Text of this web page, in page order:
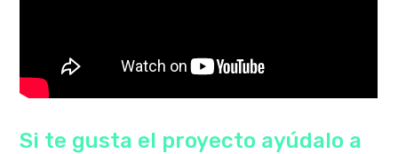
Si te gusta el proyecto ayúdalo a